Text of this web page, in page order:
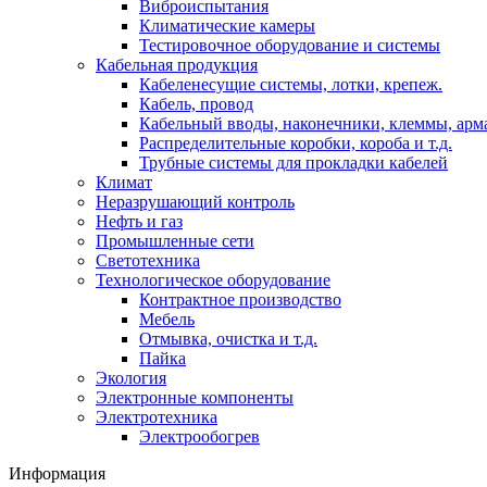
Виброиспытания
Климатические камеры
Тестировочное оборудование и системы
Кабельная продукция
Кабеленесущие системы, лотки, крепеж.
Кабель, провод
Кабельный вводы, наконечники, клеммы,
Распределительные коробки, короба и т.д.
Трубные системы для прокладки кабелей
Климат
Неразрушающий контроль
Нефть и газ
Промышленные сети
Светотехника
Технологическое оборудование
Контрактное производство
Мебель
Отмывка, очистка и т.д.
Пайка
Экология
Электронные компоненты
Электротехника
Электрообогрев
Информация